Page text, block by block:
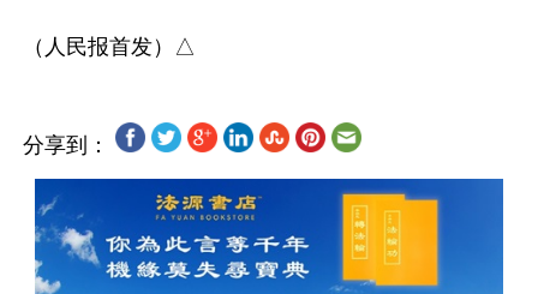
分享到：